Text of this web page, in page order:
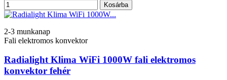
Kosárba
2-3 munkanap
Fali elektromos konvektor
Radialight Klima WiFi 1000W fali elektromos
konvektor fehér